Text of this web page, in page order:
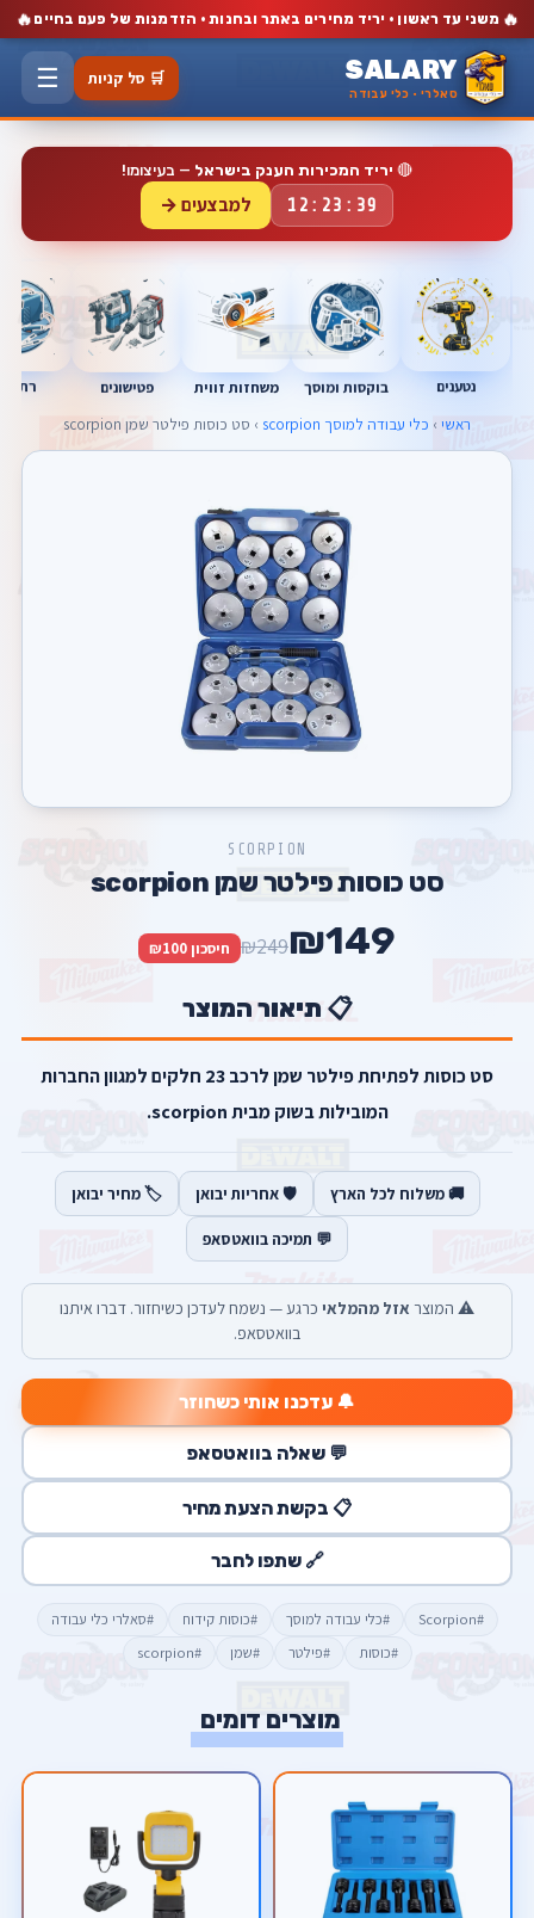
🔥 משני עד ראשון · יריד מחירים באתר ובחנות · הזדמנות של פעם בחיים 🔥
SALARY
סאלרי · כלי עבודה
🛒 סל קניות ☰
🔴 יריד המכירות הענק בישראל — בעיצומו!
12:23:38 למבצעים →
נטענים בוקסות ומוסך משחזות זווית פטישונים
ראשי › כלי עבודה למוסך scorpion › סט כוסות פילטר שמן scorpion
SCORPION
סט כוסות פילטר שמן scorpion
₪149
₪249 חיסכון ₪100
📋 תיאור המוצר
סט כוסות לפתיחת פילטר שמן לרכב 23 חלקים למגוון החברות
המובילות בשוק מבית scorpion.
🚚 משלוח לכל הארץ 🛡️ אחריות יבואן 🏷️ מחיר יבואן
💬 תמיכה בוואטסאפ
⚠️ המוצר אזל מהמלאי כרגע — נשמח לעדכן כשיחזור. דברו איתנו
בוואטסאפ.
🔔 עדכנו אותי כשחוזר
💬 שאלה בוואטסאפ
📋 בקשת הצעת מחיר
🔗 שתפו לחבר
#Scorpion #כלי עבודה למוסך #כוסות קידוח
#סאלרי כלי עבודה
#כוסות
#פילטר #שמן #scorpion
מוצרים דומים